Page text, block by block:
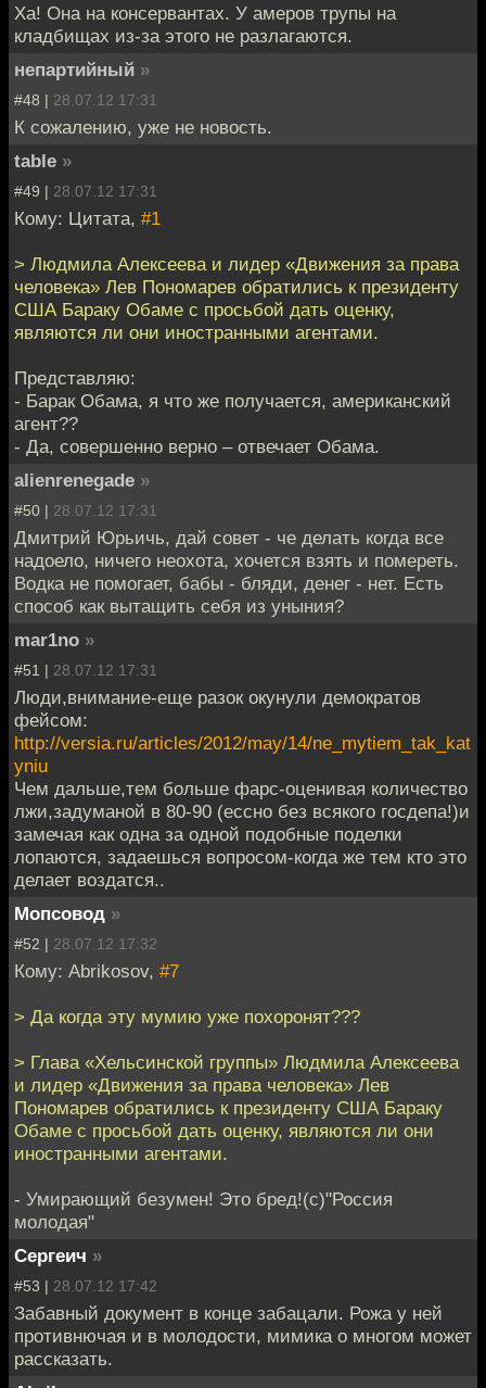
Ха! Она на консервантах. У амеров трупы на
кладбищах из-за этого не разлагаются.
непартийный »
#48 | 28.07.12 17:31
К сожалению, уже не новость.
table »
#49 | 28.07.12 17:31
Кому: Цитата, #1
> Людмила Алексеева и лидер «Движения за права
человека» Лев Пономарев обратились к президенту
США Бараку Обаме с просьбой дать оценку,
являются ли они иностранными агентами.
Представляю:
- Барак Обама, я что же получается, американский
агент??
- Да, совершенно верно – отвечает Обама.
alienrenegade »
#50 | 28.07.12 17:31
Дмитрий Юрьичь, дай совет - че делать когда все
надоело, ничего неохота, хочется взять и помереть.
Водка не помогает, бабы - бляди, денег - нет. Есть
способ как вытащить себя из уныния?
mar1no »
#51 | 28.07.12 17:31
Люди,внимание-еще разок окунули демократов
фейсом:
http://versia.ru/articles/2012/may/14/ne_mytiem_tak_kat
yniu
Чем дальше,тем больше фарс-оценивая количество
лжи,задуманой в 80-90 (ессно без всякого госдепа!)и
замечая как одна за одной подобные поделки
лопаются, задаешься вопросом-когда же тем кто это
делает воздатся..
Мопсовод »
#52 | 28.07.12 17:32
Кому: Abrikosov, #7
> Да когда эту мумию уже похоронят???
> Глава «Хельсинской группы» Людмила Алексеева
и лидер «Движения за права человека» Лев
Пономарев обратились к президенту США Бараку
Обаме с просьбой дать оценку, являются ли они
иностранными агентами.
- Умирающий безумен! Это бред!(с)"Россия
молодая"
Сергеич »
#53 | 28.07.12 17:42
Забавный документ в конце забацали. Рожа у ней
противнючая и в молодости, мимика о многом может
рассказать.